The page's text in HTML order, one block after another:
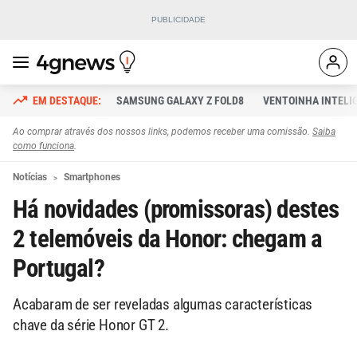
SAMSUNG GALAXY Z FOLD8 VENTOINHA
Ao comprar através dos nossos links, podemos receber uma comissão. Saiba
como funciona.
Notícias Smartphones
Há novidades (promissoras) destes
2 telemóveis da Honor: chegam a
Portugal?
Acabaram de ser reveladas algumas características
chave da série Honor GT 2.